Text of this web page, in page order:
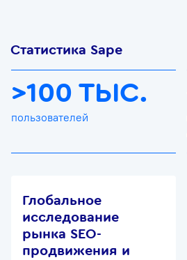
Статистика Sape
>100 ТЫС.
пользователей
Глобальное
исследование
рынка SEO-
продвижения и